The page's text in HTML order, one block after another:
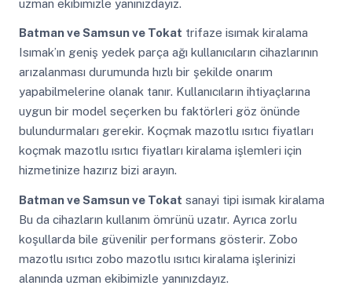
uzman ekibimizle yanınızdayız.
Batman ve Samsun ve Tokat trifaze isımak kiralama
Isımak’ın geniş yedek parça ağı kullanıcıların cihazlarının
arızalanması durumunda hızlı bir şekilde onarım
yapabilmelerine olanak tanır. Kullanıcıların ihtiyaçlarına
uygun bir model seçerken bu faktörleri göz önünde
bulundurmaları gerekir. Koçmak mazotlu ısıtıcı fiyatları
koçmak mazotlu ısıtıcı fiyatları kiralama işlemleri için
hizmetinize hazırız bizi arayın.
Batman ve Samsun ve Tokat sanayi tipi isımak kiralama
Bu da cihazların kullanım ömrünü uzatır. Ayrıca zorlu
koşullarda bile güvenilir performans gösterir. Zobo
mazotlu ısıtıcı zobo mazotlu ısıtıcı kiralama işlerinizi
alanında uzman ekibimizle yanınızdayız.